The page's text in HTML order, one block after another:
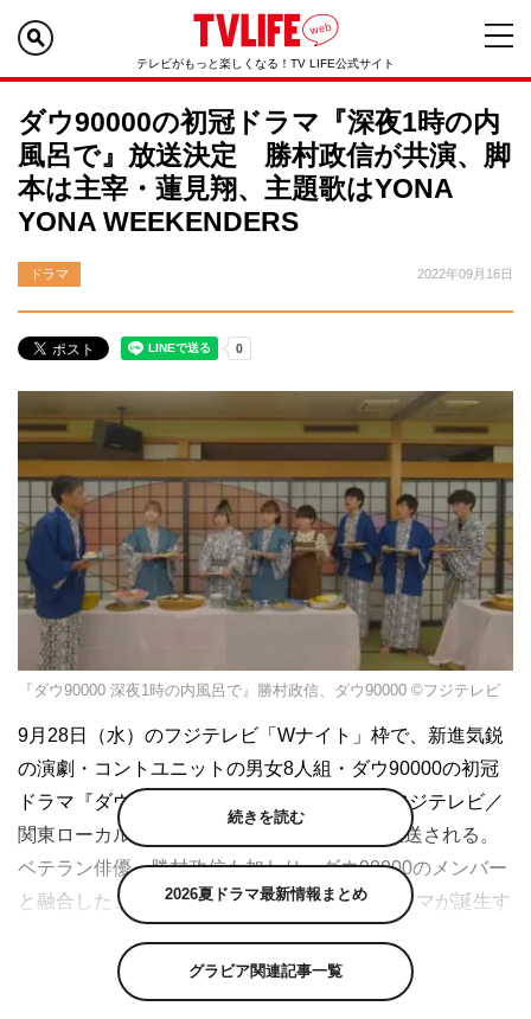
テレビがもっと楽しくなる！TV LIFE公式サイト
ダウ90000の初冠ドラマ『深夜1時の内
風呂で』放送決定 勝村政信が共演、脚
本は主宰・蓮見翔、主題歌はYONA
YONA WEEKENDERS
ドラマ 2022年09月16日
『ダウ90000 深夜1時の内風呂で』勝村政信、ダウ90000 ©フジテレビ
9月28日（水）のフジテレビ「Wナイト」枠で、新進気鋭
の演劇・コントユニットの男女8人組・ダウ90000の初冠
ドラマ『ダウ90000 深夜1時の内風呂で』（フジテレビ／
関東ローカル 深夜1時20分～2時20分）が放送される。
ベテラン俳優・勝村政信も加わり、ダウ90000のメンバー
と融合したこれまでにない新感覚コメディドラマが誕生す
ドラマのストーリーは、ある旅館を訪れた大学生のサーク
続きを読む
2026夏ドラマ最新情報まとめ
グラビア関連記事一覧